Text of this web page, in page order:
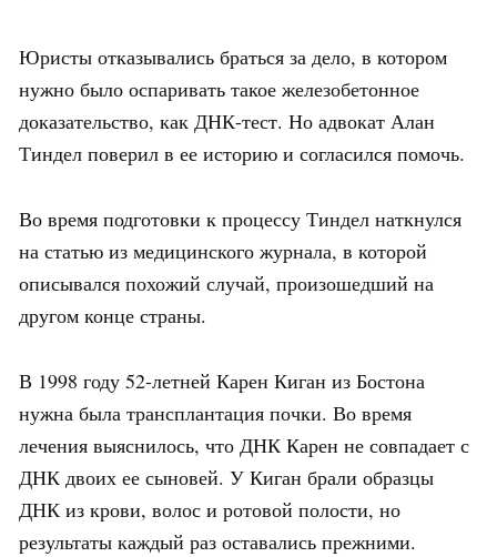
Юристы отказывались браться за дело, в котором
нужно было оспаривать такое железобетонное
доказательство, как ДНК-тест. Но адвокат Алан
Тиндел поверил в ее историю и согласился помочь.
Во время подготовки к процессу Тиндел наткнулся
на статью из медицинского журнала, в которой
описывался похожий случай, произошедший на
другом конце страны.
В 1998 году 52-летней Карен Киган из Бостона
нужна была трансплантация почки. Во время
лечения выяснилось, что ДНК Карен не совпадает с
ДНК двоих ее сыновей. У Киган брали образцы
ДНК из крови, волос и ротовой полости, но
результаты каждый раз оставались прежними.